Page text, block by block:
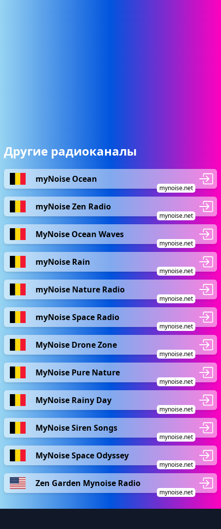
Другие радиоканалы
myNoise Ocean
mynoise.net
myNoise Zen Radio
mynoise.net
MyNoise Ocean Waves
mynoise.net
myNoise Rain
mynoise.net
myNoise Nature Radio
mynoise.net
myNoise Space Radio
mynoise.net
MyNoise Drone Zone
mynoise.net
MyNoise Pure Nature
mynoise.net
MyNoise Rainy Day
mynoise.net
MyNoise Siren Songs
mynoise.net
MyNoise Space Odyssey
mynoise.net
Zen Garden Mynoise Radio
mynoise.net